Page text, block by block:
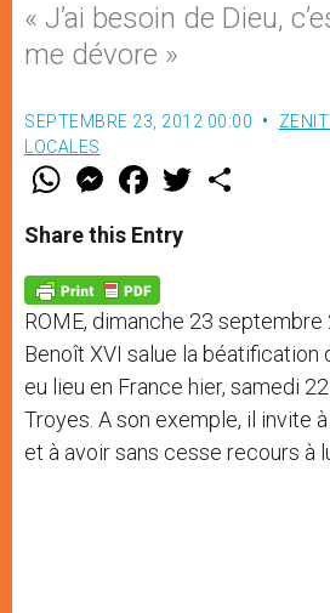
« J’ai besoin de Dieu,
me dévore »
SEPTEMBRE 23, 2012 00:00
LOCALES
W
t
s
p
p
M
e
s
e
g
e
r
F
a
e
b
o
k
w
Share this Entry
ROME, dimanche 23 septembre
Benoît XVI salue la béatification
eu lieu en France hier, samedi
Troyes. A son exemple, il invite
et à avoir sans cesse recours à